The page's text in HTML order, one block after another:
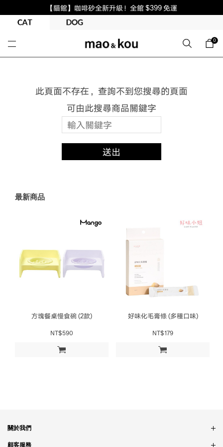
【貓館】咖啡砂全新升級！全館 $399 免運
0
此頁面不存在，查詢不到您搜尋的頁面
可由此搜尋商品關鍵字
送出
最新商品
加入購物車
方塊餐桌慢食碗 (2款)
NT$590
加入購物車
好味化毛膏條 (多種口味)
NT$179
關於我們
品牌故事
顧客服務